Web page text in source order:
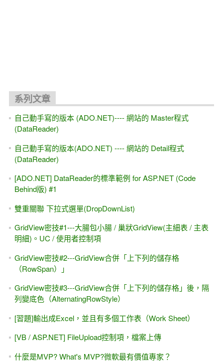
系列文章
自己動手寫的版本 (ADO.NET)---- 網站的 Master程式
(DataReader)
自己動手寫的版本(ADO.NET) ---- 網站的 Detail程式
(DataReader)
[ADO.NET] DataReader的標準範例 for ASP.NET (Code
Behind版) #1
雙重關聯 下拉式選單(DropDownList)
GridView密技#1---大腸包小腸 / 巢狀GridView(主細表 / 主表
明細)。UC / 使用者控制項
GridView密技#2---GridView合併「上下列的儲存格
（RowSpan）」
GridView密技#3---GridView合併「上下列的儲存格」後，隔
列變底色（AlternatingRowStyle）
[習題]輸出成Excel，並且有多個工作表（Work Sheet）
[VB / ASP.NET] FileUpload控制項，檔案上傳
什麼是MVP? What's MVP?微軟最有價值專家？